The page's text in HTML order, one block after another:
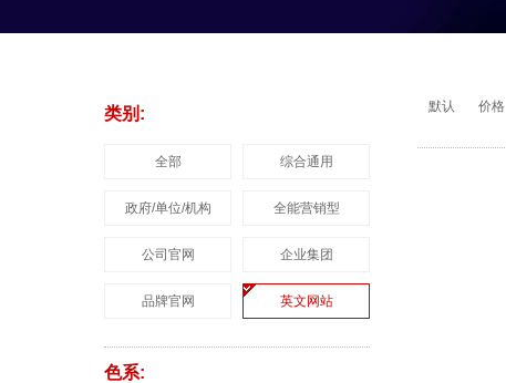
类别:
全部 综合通用
政府/单位/机构 全能营销型
公司官网 企业集团
品牌官网 英文网站
色系:
默认 价格